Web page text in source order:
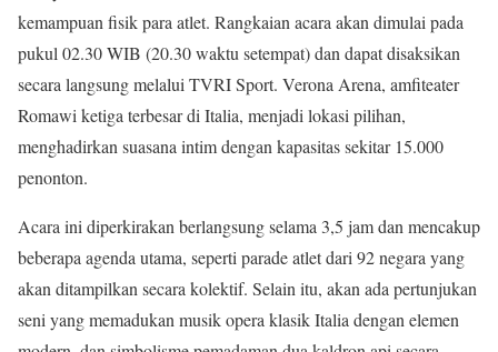
kemampuan fisik para atlet. Rangkaian acara akan dimulai pada
pukul 02.30 WIB (20.30 waktu setempat) dan dapat disaksikan
secara langsung melalui TVRI Sport. Verona Arena, amfiteater
Romawi ketiga terbesar di Italia, menjadi lokasi pilihan,
menghadirkan suasana intim dengan kapasitas sekitar 15.000
penonton.
Acara ini diperkirakan berlangsung selama 3,5 jam dan mencakup
beberapa agenda utama, seperti parade atlet dari 92 negara yang
akan ditampilkan secara kolektif. Selain itu, akan ada pertunjukan
seni yang memadukan musik opera klasik Italia dengan elemen